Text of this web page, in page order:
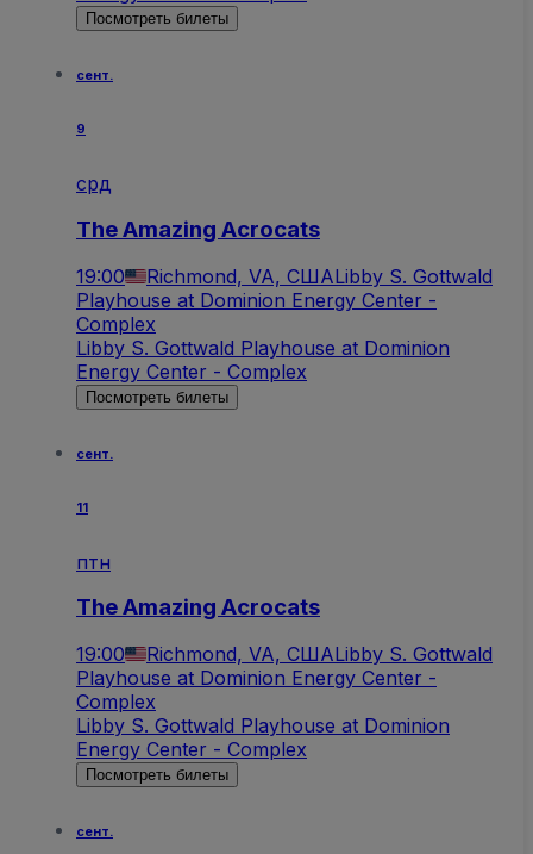
Посмотреть билеты
сент.
9
срд
The Amazing Acrocats
19:00 Richmond, VA, СШАLibby S. Gottwald
Playhouse at Dominion Energy Center -
Complex
Libby S. Gottwald Playhouse at Dominion
Energy Center - Complex
Посмотреть билеты
сент.
11
птн
The Amazing Acrocats
19:00 Richmond, VA, СШАLibby S. Gottwald
Playhouse at Dominion Energy Center -
Complex
Libby S. Gottwald Playhouse at Dominion
Energy Center - Complex
Посмотреть билеты
сент.